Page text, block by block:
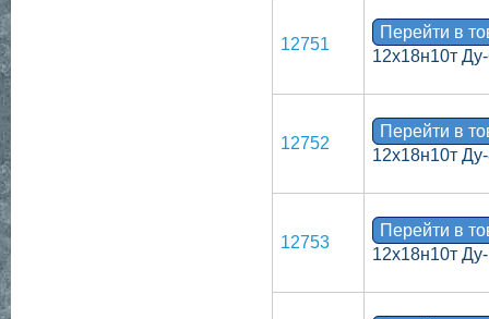
12751
Перейти в
12х18н10т
12752
Перейти в
12х18н10т
12753
Перейти в
12х18н10т